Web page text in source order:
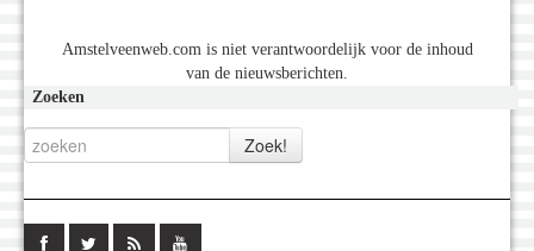
Amstelveenweb.com is niet verantwoordelijk voor de inhoud
van de nieuwsberichten.
Zoeken